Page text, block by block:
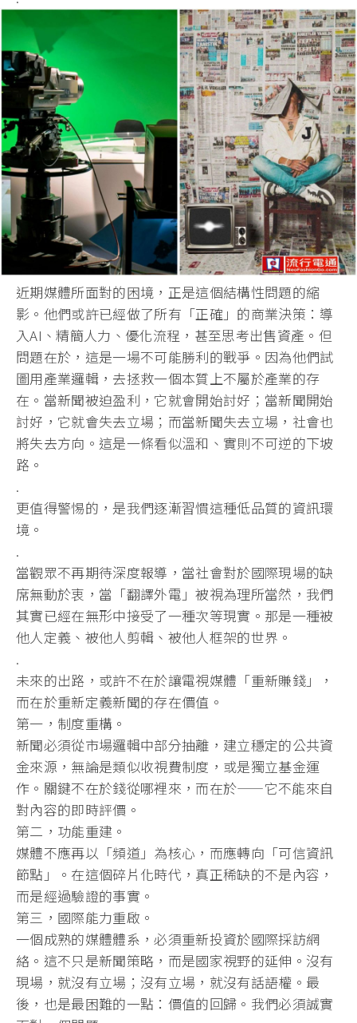
近期媒體所面對的困境，正是這個結構性問題的縮
影。 他們或許已經做了所有「正確」的商業決策：導
入AI、精簡人力、 優化流程，甚至思考出售資產。但
問題在於， 這是一場不可能勝利的戰爭。因為他們試
圖用產業邏輯， 去拯救一個本質上不屬於產業的存
在。當新聞被迫盈利， 它就會開始討好；當新聞開始
討好，它就會失去立場； 而當新聞失去立場，社會也
將失去方向。這是一條看似溫和、 實則不可逆的下坡
路。
.
更值得警惕的，是我們逐漸習慣這種低品質的資訊環
境。
.
當觀眾不再期待深度報導，當社會對於國際現場的缺
席無動於衷， 當「翻譯外電」被視為理所當然， 我們
其實已經在無形中接受了一種次等現實。那是一種被
他人定義、 被他人剪輯、被他人框架的世界。
.
未來的出路，或許不在於讓電視媒體「重新賺錢」，
而在於重新定義新聞的存在價值。
第一，制度重構。
新聞必須從市場邏輯中部分抽離，建立穩定的公共資
金來源， 無論是類似收視費制度，或是獨立基金運
作。 關鍵不在於錢從哪裡來，而在於——它不能來自
對內容的即時評價。
第二，功能重建。
媒體不應再以「頻道」為核心，而應轉向「可信資訊
節點」。 在這個碎片化時代，真正稀缺的不是內容，
而是經過驗證的事實。
第三，國際能力重啟。
一個成熟的媒體體系，必須重新投資於國際採訪網
絡。 這不只是新聞策略，而是國家視野的延伸。沒有
現場，就沒有立場； 沒有立場，就沒有話語權。最
後，也是最困難的一點：價值的回歸。 我們必須誠實